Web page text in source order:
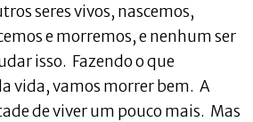
seres vivos, nascemos,
e morremos, e nenhum ser
isso. Fazendo o que
vida, vamos morrer bem. A
de viver um pouco mais. Mas